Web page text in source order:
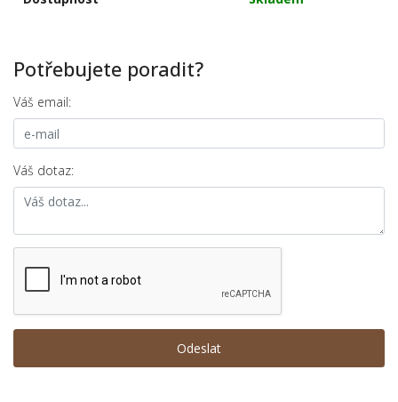
Potřebujete poradit?
Váš email:
Váš dotaz: